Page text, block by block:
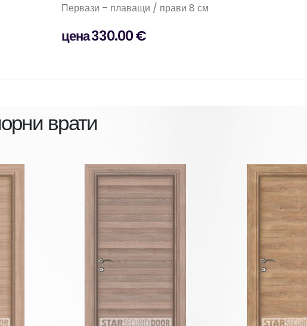
Первази – плаващи / прави 8 см
цена 330.00 €
врати